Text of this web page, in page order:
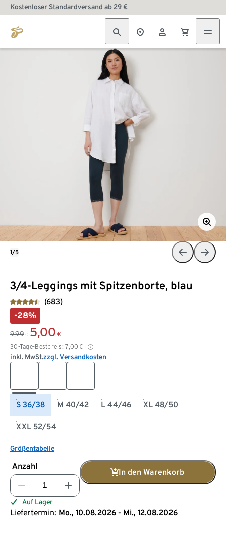
Kostenloser Standardversand ab 29 €
3/4-Leggings mit Spitzenborte, blau
(683)
-28%
9,99 € 5,00 €
30-Tage-Bestpreis: 7,00 €
inkl. MwSt.zzgl. Versandkosten
S 36/38 M 40/42 L 44/46 XL 48/50
XXL 52/54
Größentabelle
Anzahl
In den Warenkorb
Auf Lager
Liefertermin: Mo., 10.08.2026 - Mi., 12.08.2026
1/5